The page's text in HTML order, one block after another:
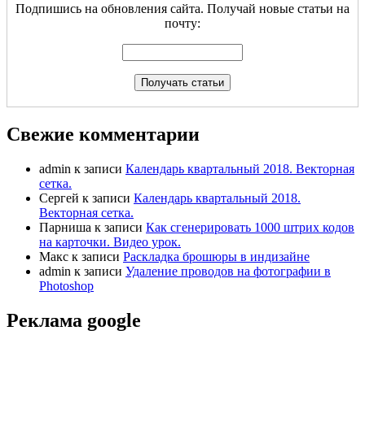
Подпишись на обновления сайта. Получай новые статьи на
почту:
Свежие комментарии
admin к записи Календарь квартальный 2018. Векторная
сетка.
Сергей к записи Календарь квартальный 2018.
Векторная сетка.
Парниша к записи Как сгенерировать 1000 штрих кодов
на карточки. Видео урок.
Макс к записи Раскладка брошюры в индизайне
admin к записи Удаление проводов на фотографии в
Photoshop
Реклама google